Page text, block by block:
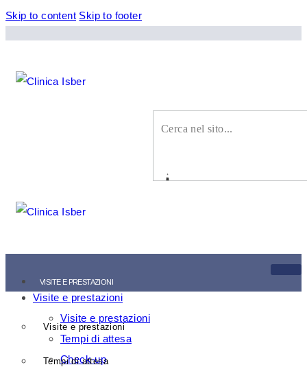
Skip to content Skip to footer
VISITE E PRESTAZIONI
Visite e prestazioni
Tempi di attesa
Visite e prestazioni
Visite e prestazioni
Tempi di attesa
Check-up